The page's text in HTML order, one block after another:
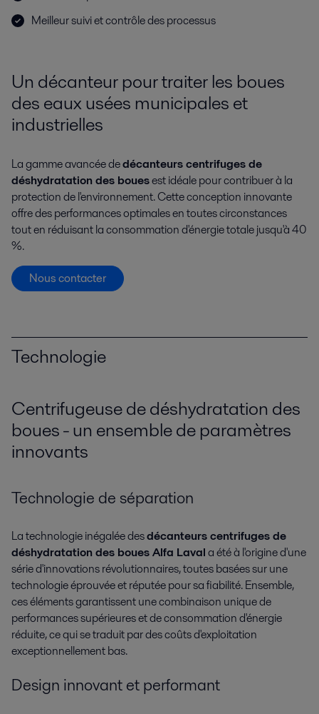
Meilleur suivi et contrôle des processus
Un décanteur pour traiter les boues
des eaux usées municipales et
industrielles
La gamme avancée dedécanteurs centrifuges de
déshydratation des bouesest idéale pour contribuer à la
protection de l'environnement. Cette conception innovante
offre des performances optimales en toutes circonstances
tout en réduisant la consommation d'énergie totale jusqu'à 40
%.
Nous contacter
Technologie
Centrifugeuse de déshydratation des
boues - un ensemble de paramètres
innovants
Technologie de séparation
La technologie inégalée desdécanteurs centrifuges de
déshydratation des bouesAlfa Lavala été à l'origine d'une
série d'innovations révolutionnaires, toutes basées sur une
technologie éprouvée et réputée pour sa fiabilité. Ensemble,
ces éléments garantissent une combinaison unique de
performances supérieures et de consommation d'énergie
réduite, ce qui se traduit par des coûts d'exploitation
exceptionnellement bas.
Design innovant et performant